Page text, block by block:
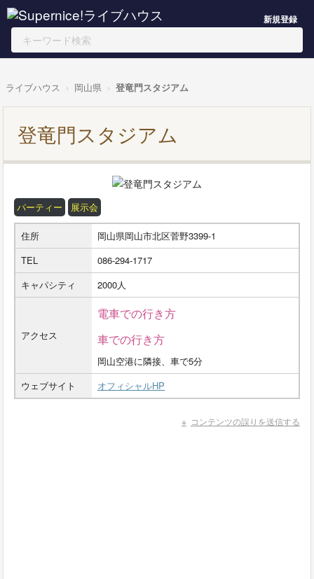
新規登録
ライブハウス 岡山県 登竜門スタジアム
登竜門スタジアム
パーティー 展示会
住所
岡山県岡山市北区菅野3399-1
TEL
086-294-1717
キャパシティ
2000人
アクセス
電車での行き方
車での行き方
岡山空港に隣接、車で5分
ウェブサイト
オフィシャルHP
コンテンツの誤りを送信する